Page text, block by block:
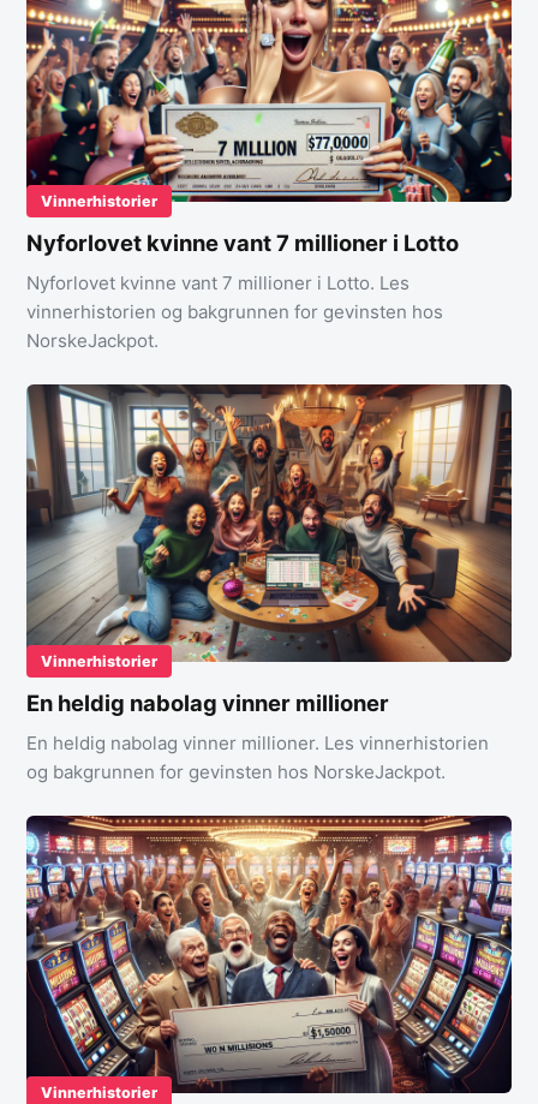
Vinnerhistorier
Nyforlovet kvinne vant 7 millioner i Lotto
Nyforlovet kvinne vant 7 millioner i Lotto. Les
vinnerhistorien og bakgrunnen for gevinsten hos
NorskeJackpot.
Vinnerhistorier
En heldig nabolag vinner millioner
En heldig nabolag vinner millioner. Les vinnerhistorien
og bakgrunnen for gevinsten hos NorskeJackpot.
Vinnerhistorier